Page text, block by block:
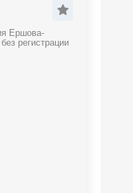
Ершова-
регистрации